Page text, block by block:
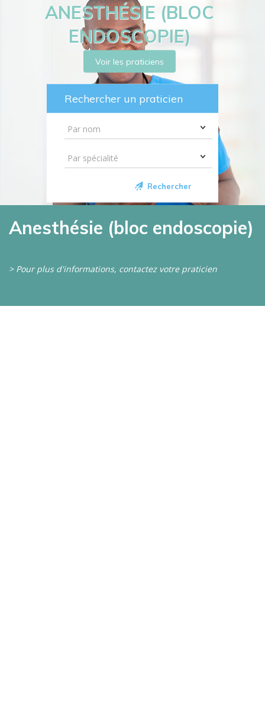
ANESTHÉSIE (BLOC
ENDOSCOPIE)
Voir les praticiens
Rechercher un praticien
Rechercher
Anesthésie (bloc endoscopie)
> Pour plus d'informations, contactez votre praticien